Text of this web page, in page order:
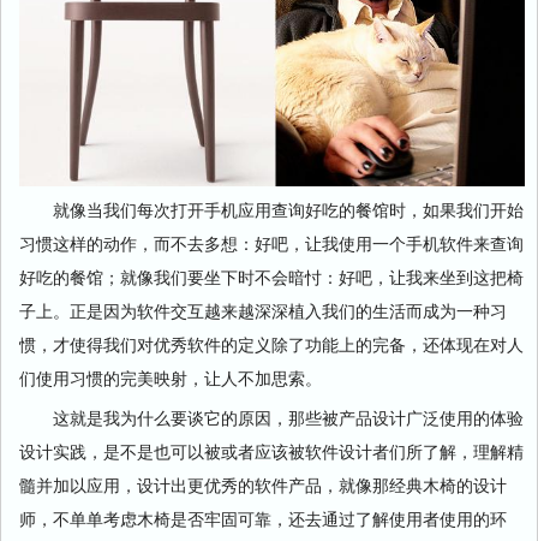
就像当我们每次打开手机应用查询好吃的餐馆时，如果我们开始
习惯这样的动作，而不去多想：好吧，让我使用一个手机软件来查询
好吃的餐馆；就像我们要坐下时不会暗忖：好吧，让我来坐到这把椅
子上。正是因为软件交互越来越深深植入我们的生活而成为一种习
惯，才使得我们对优秀软件的定义除了功能上的完备，还体现在对人
们使用习惯的完美映射，让人不加思索。
这就是我为什么要谈它的原因，那些被产品设计广泛使用的体验
设计实践，是不是也可以被或者应该被软件设计者们所了解，理解精
髓并加以应用，设计出更优秀的软件产品，就像那经典木椅的设计
师，不单单考虑木椅是否牢固可靠，还去通过了解使用者使用的环